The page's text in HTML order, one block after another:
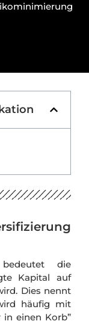
die
Kapital auf
Dies nennt
häufig mit
in einen Korb”